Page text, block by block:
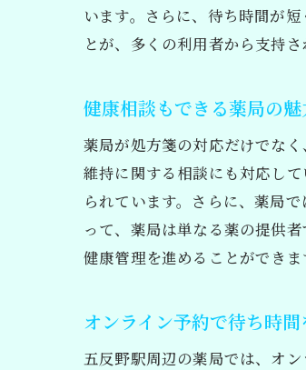
います。さらに、待ち時間が
とが、多くの利用者から支持さ
健康相談もできる薬局の魅
薬局が処方箋の対応だけでな
維持に関する相談にも対応し
られています。さらに、薬局
って、薬局は単なる薬の提供
健康管理を進めることができま
オンライン予約で待ち時間
五反野駅周辺の薬局では、オ